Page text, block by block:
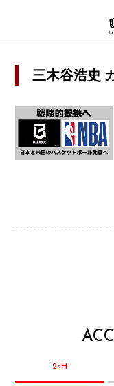
三木谷浩史
24H